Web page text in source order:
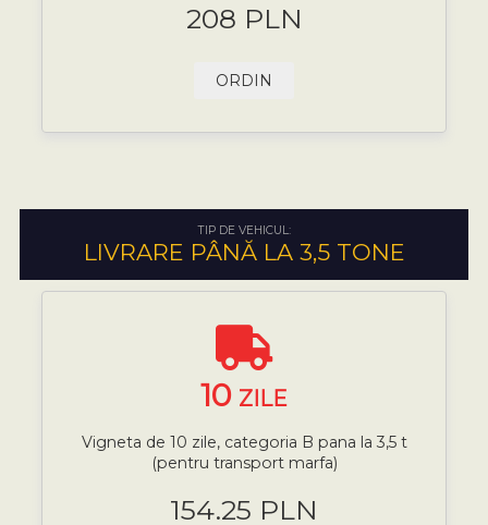
208 PLN
ORDIN
TIP DE VEHICUL:
LIVRARE PÂNĂ LA 3,5 TONE
10 ZILE
Vigneta de 10 zile, categoria B pana la 3,5 t
(pentru transport marfa)
154.25 PLN